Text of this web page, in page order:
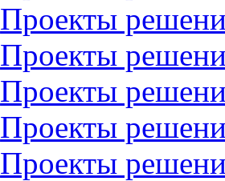
Проекты
Проекты
Проекты
Проекты
Проекты